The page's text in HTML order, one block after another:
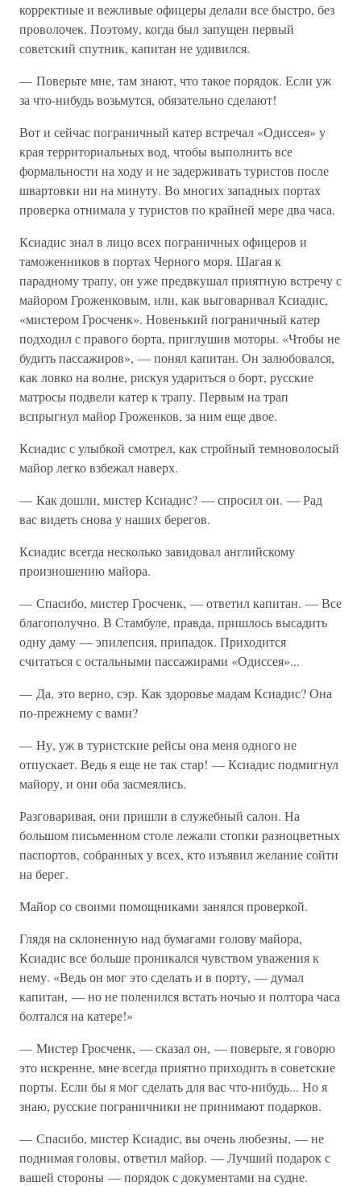
корректные и вежливые офицеры делали все быстро, без
проволочек. Поэтому, когда был запущен первый
советский спутник, капитан не удивился.
— Поверьте мне, там знают, что такое порядок. Если уж
за что-нибудь возьмутся, обязательно сделают!
Вот и сейчас пограничный катер встречал «Одиссея» у
края территориальных вод, чтобы выполнить все
формальности на ходу и не задерживать туристов после
швартовки ни на минуту. Во многих западных портах
проверка отнимала у туристов по крайней мере два часа.
Ксиадис знал в лицо всех пограничных офицеров и
таможенников в портах Черного моря. Шагая к
парадному трапу, он уже предвкушал приятную встречу с
майором Гроженковым, или, как выговаривал Ксиадис,
«мистером Гросченк». Новенький пограничный катер
подходил с правого борта, приглушив моторы. «Чтобы не
будить пассажиров», — понял капитан. Он залюбовался,
как ловко на волне, рискуя удариться о борт, русские
матросы подвели катер к трапу. Первым на трап
вспрыгнул майор Гроженков, за ним еще двое.
Ксиадис с улыбкой смотрел, как стройный темноволосый
майор легко взбежал наверх.
— Как дошли, мистер Ксиадис? — спросил он. — Рад
вас видеть снова у наших берегов.
Ксиадис всегда несколько завидовал английскому
произношению майора.
— Спасибо, мистер Гросченк, — ответил капитан. — Все
благополучно. В Стамбуле, правда, пришлось высадить
одну даму — эпилепсия, припадок. Приходится
считаться с остальными пассажирами «Одиссея»...
— Да, это верно, сэр. Как здоровье мадам Ксиадис? Она
по-прежнему с вами?
— Ну, уж в туристские рейсы она меня одного не
отпускает. Ведь я еще не так стар! — Ксиадис подмигнул
майору, и они оба засмеялись.
Разговаривая, они пришли в служебный салон. На
большом письменном столе лежали стопки разноцветных
паспортов, собранных у всех, кто изъявил желание сойти
на берег.
Майор со своими помощниками занялся проверкой.
Глядя на склоненную над бумагами голову майора,
Ксиадис все больше проникался чувством уважения к
нему. «Ведь он мог это сделать и в порту, — думал
капитан, — но не поленился встать ночью и полтора часа
болтался на катере!»
— Мистер Гросченк, — сказал он, — поверьте, я говорю
это искренне, мне всегда приятно приходить в советские
порты. Если бы я мог сделать для вас что-нибудь... Но я
знаю, русские пограничники не принимают подарков.
— Спасибо, мистер Ксиадис, вы очень любезны, — не
поднимая головы, ответил майор. — Лучший подарок с
вашей стороны — порядок с документами на судне.